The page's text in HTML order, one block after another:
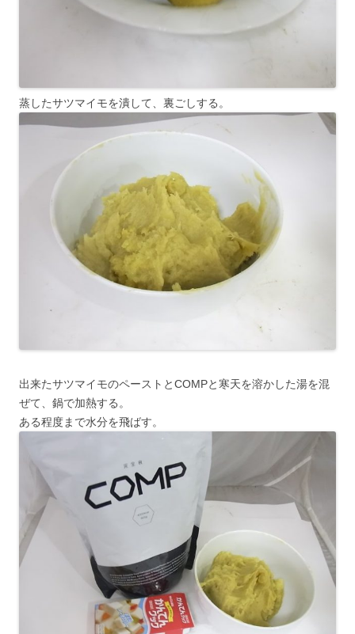
蒸したサツマイモを潰して、裏ごしする。
出来たサツマイモのペーストとCOMPと寒天を溶かした湯を混
ぜて、鍋で加熱する。
ある程度まで水分を飛ばす。